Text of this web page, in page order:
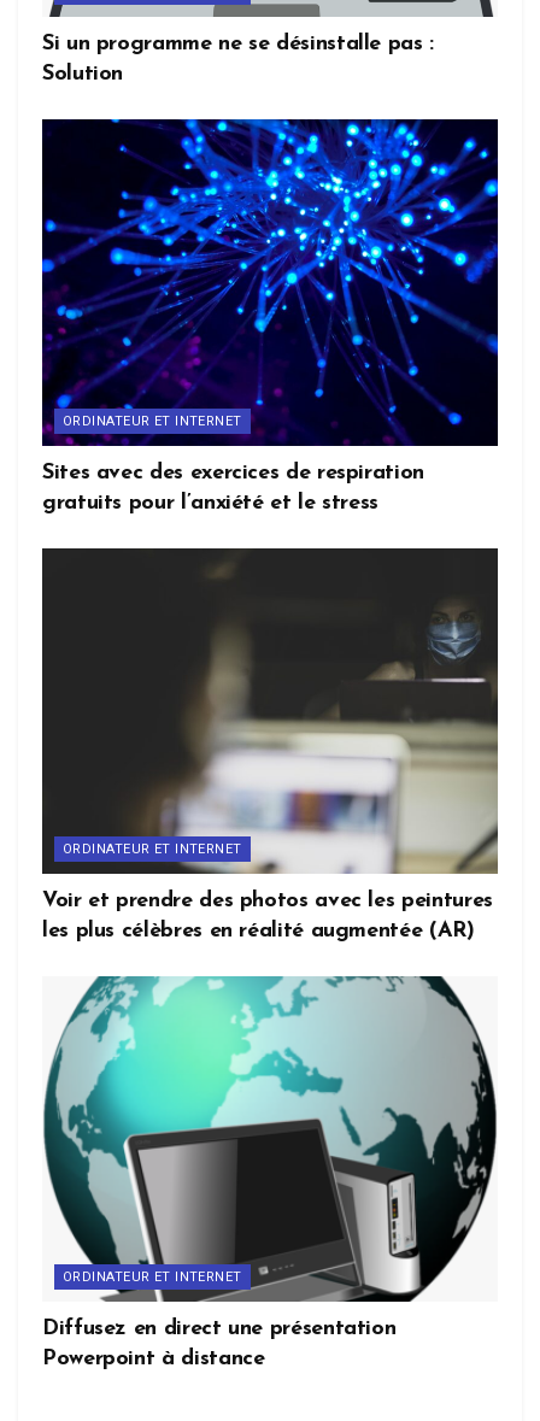
Si un programme ne se désinstalle pas :
Solution
ORDINATEUR ET INTERNET
Sites avec des exercices de respiration
gratuits pour l’anxiété et le stress
ORDINATEUR ET INTERNET
Voir et prendre des photos avec les peintures
les plus célèbres en réalité augmentée (AR)
ORDINATEUR ET INTERNET
Diffusez en direct une présentation
Powerpoint à distance